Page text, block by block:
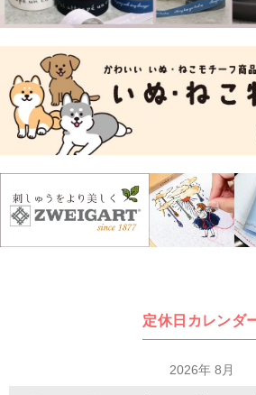
定休日カレンダ
2026年 8月